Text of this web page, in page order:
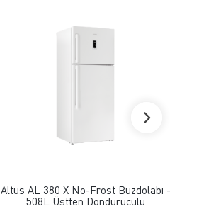
Altus AL 380 X No-Frost Buzdolabı -
508L Üstten Donduruculu